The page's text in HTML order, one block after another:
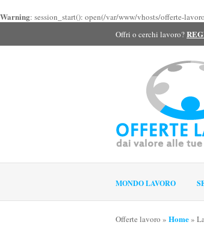
Warning: session_start(): open(/var/www/vhosts/offerte-
Offri o cerchi lavoro?
MONDO LAVORO
Offerte lavoro » Home»